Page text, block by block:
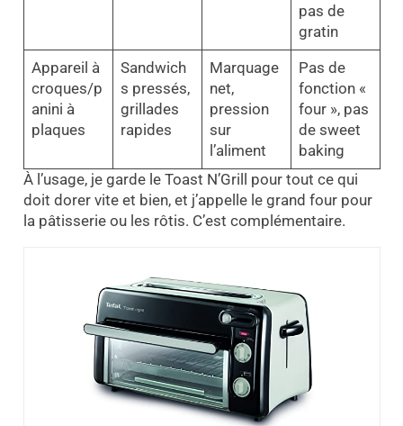
pas de
gratin
Appareil à
croques/p
anini à
plaques
Sandwich
s pressés,
grillades
rapides
Marquage
net,
pression
sur
l’aliment
Pas de
fonction «
four », pas
de sweet
baking
À l’usage, je garde le Toast N’Grill pour tout ce qui
doit dorer vite et bien, et j’appelle le grand four pour
la pâtisserie ou les rôtis. C’est complémentaire.